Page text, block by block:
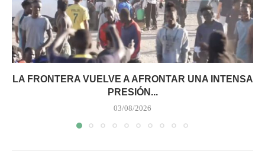
LA FRONTERA VUELVE A AFRONTAR UNA INTENSA
PRESIÓN...
03/08/2026